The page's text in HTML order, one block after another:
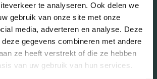
te analyseren. Ook delen we
gebruik van onze site met onze
media, adverteren en analyse. Deze
gegevens combineren met andere
ze heeft verstrekt of die ze hebben
van uw gebruik van hun services.
Mannen (48.21%)
Vrouwen (51.79%)